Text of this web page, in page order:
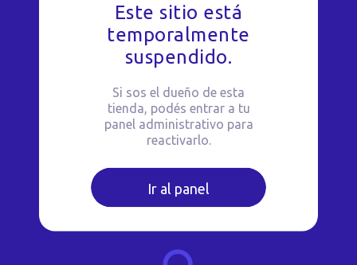
Este sitio está
temporalmente
suspendido.
Si sos el dueño de esta
tienda, podés entrar a tu
panel administrativo para
reactivarlo.
Ir al panel